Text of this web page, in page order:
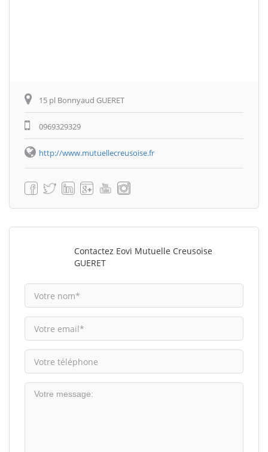
15 pl Bonnyaud GUERET
0969329329
http://www.mutuellecreusoise.fr
Contactez Eovi Mutuelle Creusoise
GUERET